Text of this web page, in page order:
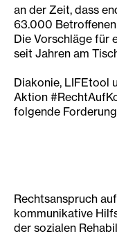
an der Zeit, dass
63.000
Die Vorschläge für
seit Jahren am
Diakonie, LIFEtool
Aktion
folgende
Rechtsanspruch
kommunikative
der sozialen